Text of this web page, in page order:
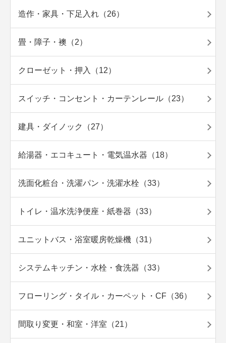
造作・家具・下足入れ（26）
畳・障子・襖（2）
クローゼット・押入（12）
スイッチ・コンセント・カーテンレール（23）
建具・ダイノック（27）
給湯器・エコキュート・電気温水器（18）
洗面化粧台・洗濯パン・洗濯水栓（33）
トイレ・温水洗浄便座・紙巻器（33）
ユニットバス・浴室暖房乾燥機（31）
システムキッチン・水栓・食洗器（33）
フローリング・タイル・カーペット・CF（36）
間取り変更・和室・洋室（21）